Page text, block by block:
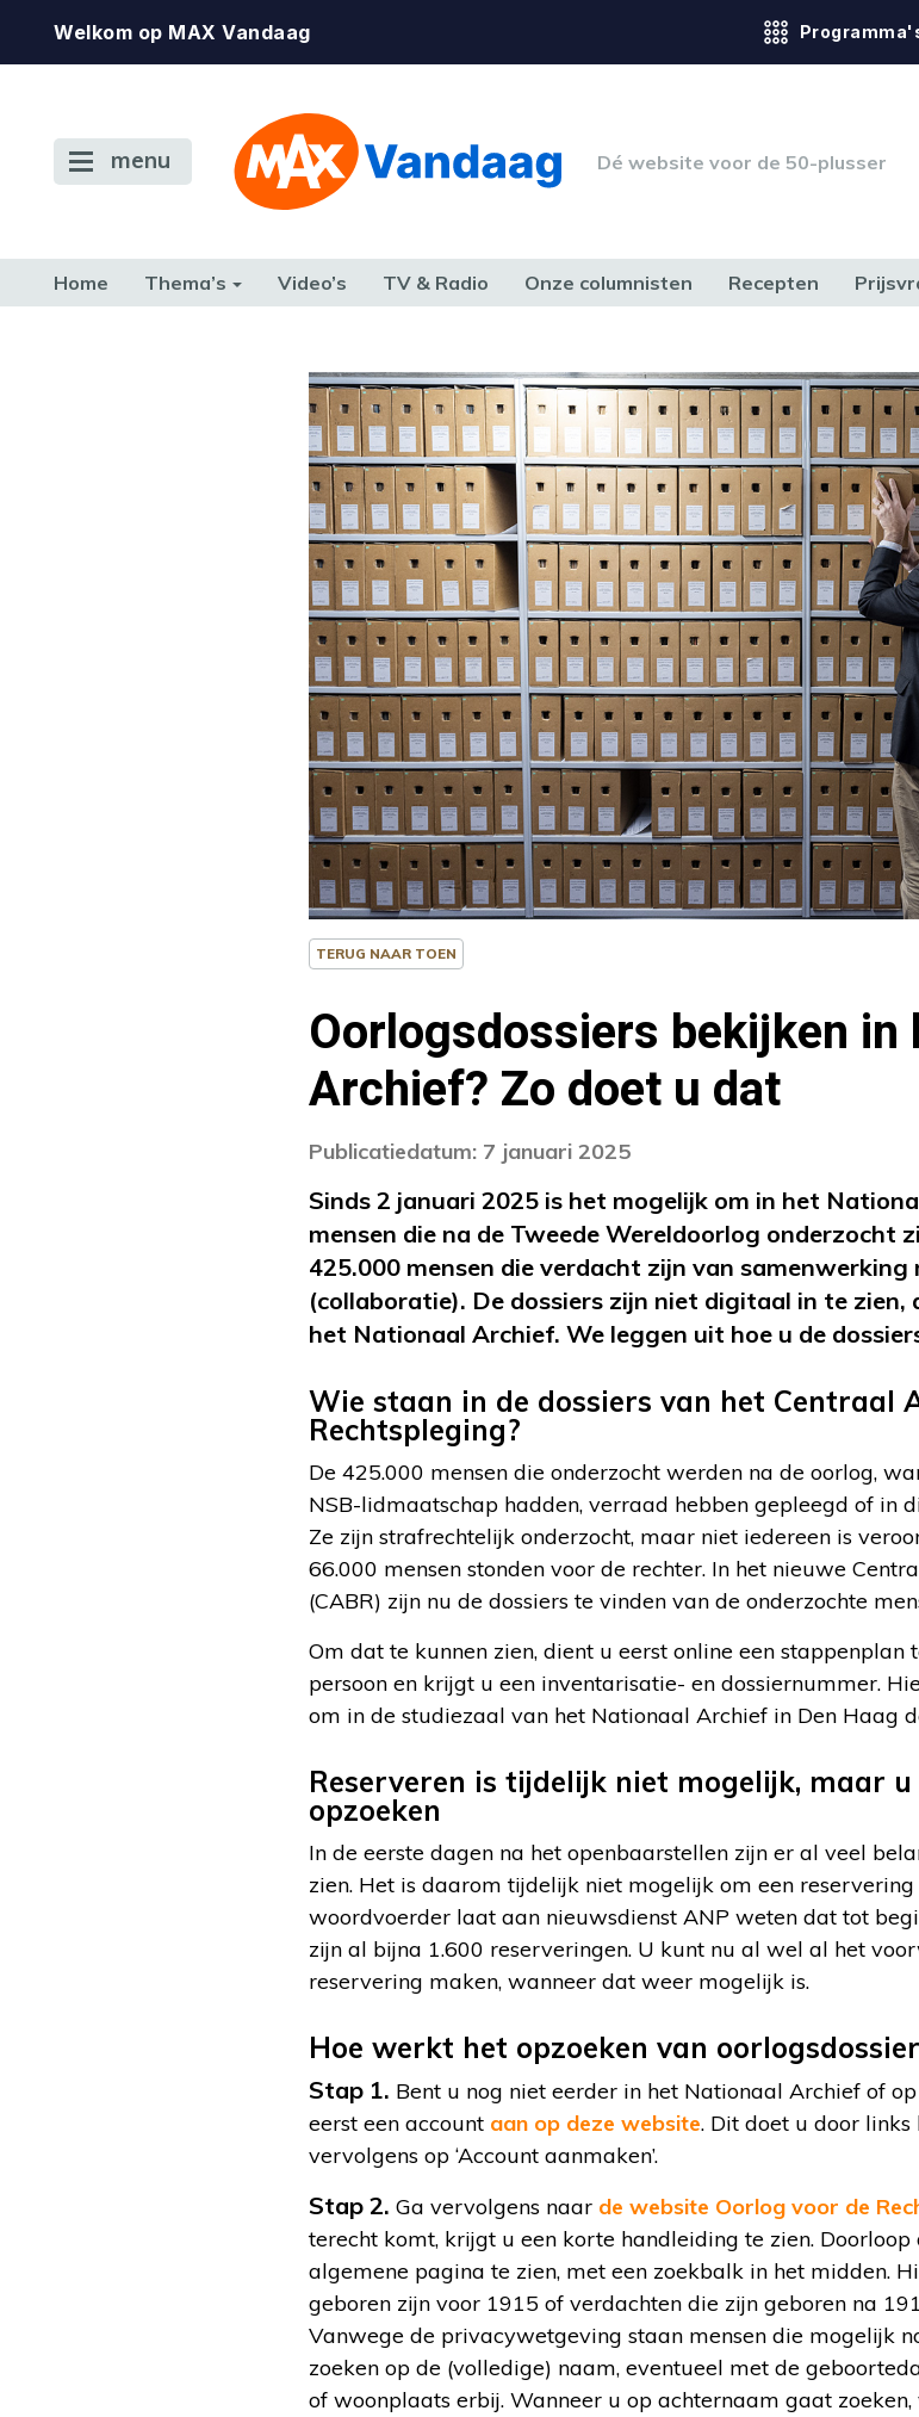
Welkom op MAX Vandaag
menu Dé website voor de 50-plusser
Home Thema’s Video’s TV & Radio Onze columnisten Recepten
TERUG NAAR TOEN
Oorlogsdossiers bekijken in
Archief? Zo doet u dat
Publicatiedatum: 7 januari 2025
Sinds 2 januari 2025 is het mogelijk om in het
mensen die na de Tweede Wereldoorlog onderzocht
425.000 mensen die verdacht zijn van
(collaboratie). De dossiers zijn niet digitaal in te zien,
het Nationaal Archief. We leggen uit hoe u de
Wie staan in de dossiers van het Centraal
Rechtspleging?
De 425.000 mensen die onderzocht werden na de oorlog,
NSB-lidmaatschap hadden, verraad hebben gepleegd of in
Ze zijn strafrechtelijk onderzocht, maar niet iedereen is
66.000 mensen stonden voor de rechter. In het nieuwe
(CABR) zijn nu de dossiers te vinden van de onderzochte
Om dat te kunnen zien, dient u eerst online een
persoon en krijgt u een inventarisatie- en dossiernummer.
om in de studiezaal van het Nationaal Archief in Den Haag
Reserveren is tijdelijk niet mogelijk, maar
opzoeken
In de eerste dagen na het openbaarstellen zijn er al veel
zien. Het is daarom tijdelijk niet mogelijk om een
woordvoerder laat aan nieuwsdienst ANP weten dat tot
zijn al bijna 1.600 reserveringen. U kunt nu al wel al het
reservering maken, wanneer dat weer mogelijk is.
Hoe werkt het opzoeken van
Stap 1. Bent u nog niet eerder in het Nationaal Archief of
eerst een account aan op deze website. Dit doet u door links
vervolgens op ‘Account aanmaken’.
Stap 2. Ga vervolgens naar de website Oorlog voor de
terecht komt, krijgt u een korte handleiding te zien.
algemene pagina te zien, met een zoekbalk in het midden.
geboren zijn voor 1915 of verdachten die zijn geboren na
Vanwege de privacywetgeving staan mensen die mogelijk
zoeken op de (volledige) naam, eventueel met de
of woonplaats erbij. Wanneer u op achternaam gaat